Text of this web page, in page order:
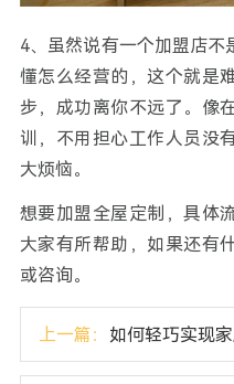
4、虽然说有一个加盟店
懂怎么经营的，这个就是
步，成功离你不远了。像
训，不用担心工作人员没
大烦恼。
想要加盟全屋定制，具体
大家有所帮助，如果还有
或咨询。
上一篇： 如何轻巧实现